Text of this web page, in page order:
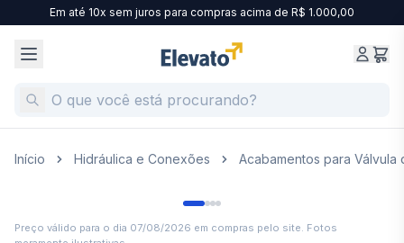
Em até 10x sem juros para compras acima de R$ 1.000,00
Início Hidráulica e Conexões Acabamentos para Válvula
Preço válido para o dia 07/08/2026 em compras pelo site. Fotos